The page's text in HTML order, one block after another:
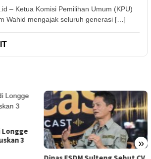
– Ketua Komisi Pemilihan Umum (KPU)
Wahid mengajak seluruh generasi […]
»
Longge
3